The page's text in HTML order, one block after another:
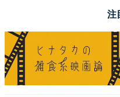
クラスター 7000 スタ
注